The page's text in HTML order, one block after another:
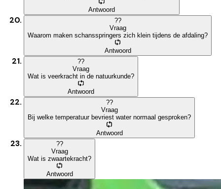
Antwoord
??
Vraag
Waarom maken schansspringers zich klein tijdens de afdaling?
Antwoord
??
Vraag
Wat is veerkracht in de natuurkunde?
Antwoord
??
Vraag
Bij welke temperatuur bevriest water normaal gesproken?
Antwoord
??
Vraag
Wat is zwaartekracht?
Antwoord